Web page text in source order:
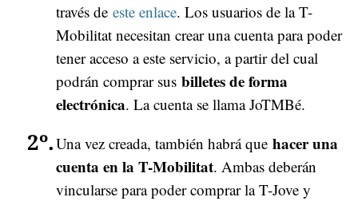
través de este enlace. Los usuarios de la T-
Mobilitat necesitan crear una cuenta para poder
tener acceso a este servicio, a partir del cual
podrán comprar sus billetes de forma
electrónica. La cuenta se llama JoTMBé.
Una vez creada, también habrá que hacer una
cuenta en la T-Mobilitat. Ambas deberán
vincularse para poder comprar la T-Jove y